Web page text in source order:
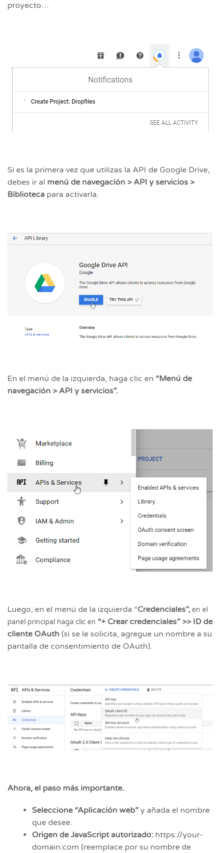
proyecto…
Si es la primera vez que utilizas la API de Google Drive,
debes ir al menú de navegación > API y servicios >
Biblioteca para activarla.
En el menú de la izquierda, haga clic en “Menú de
navegación > API y servicios”.
Luego, en el menú de la izquierda “Credenciales”, en el
panel principal haga clic en “+ Crear credenciales” >> ID de
cliente OAuth (si se le solicita, agregue un nombre a su
pantalla de consentimiento de OAuth).
Ahora, el paso más importante.
Seleccione “Aplicación web” y añada el nombre
que desee.
Origen de JavaScript autorizado: https://your-
domain.com (reemplace por su nombre de